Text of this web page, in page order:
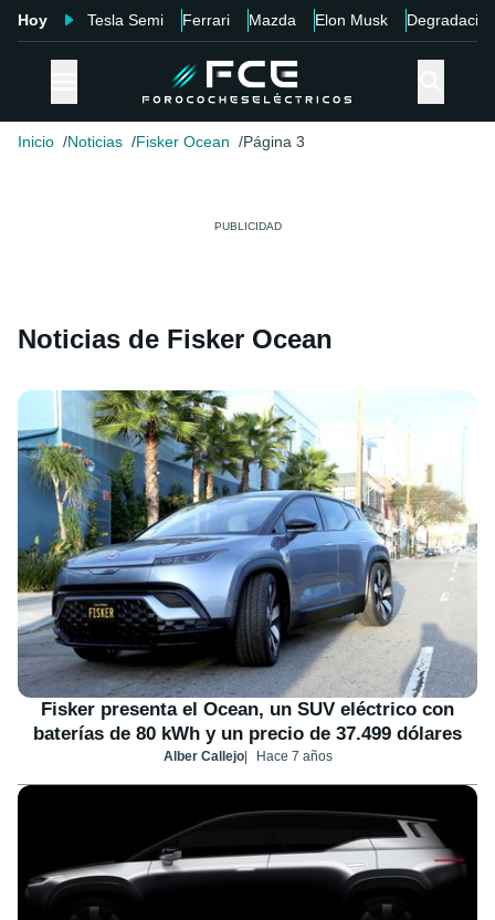
Hoy Tesla Semi Ferrari Mazda Elon Musk Degradación
Inicio Noticias Fisker Ocean Página 3
Noticias de Fisker Ocean
Fisker presenta el Ocean, un SUV eléctrico con
baterías de 80 kWh y un precio de 37.499 dólares
Alber Callejo Hace 7 años